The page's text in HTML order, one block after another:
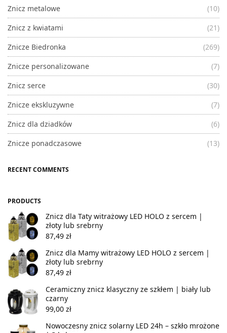
Znicz metalowe
(10)
Znicz z kwiatami
(21)
Znicze Biedronka
(269)
Znicze personalizowane
(7)
Znicz serce
(30)
Znicze ekskluzywne
(7)
Znicz dla dziadków
(6)
Znicze ponadczasowe
(13)
RECENT COMMENTS
PRODUCTS
Znicz dla Taty witrażowy LED HOLO z sercem |
złoty lub srebrny
87,49 zł
Znicz dla Mamy witrażowy LED HOLO z sercem |
złoty lub srebrny
87,49 zł
Ceramiczny znicz klasyczny ze szkłem | biały lub
czarny
99,00 zł
Nowoczesny znicz solarny LED 24h – szkło mrożone